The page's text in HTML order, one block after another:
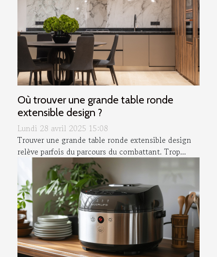
Où trouver une grande table ronde
extensible design ?
Lundi 28 avril 2025 15:08
Trouver une grande table ronde extensible design
relève parfois du parcours du combattant. Trop...